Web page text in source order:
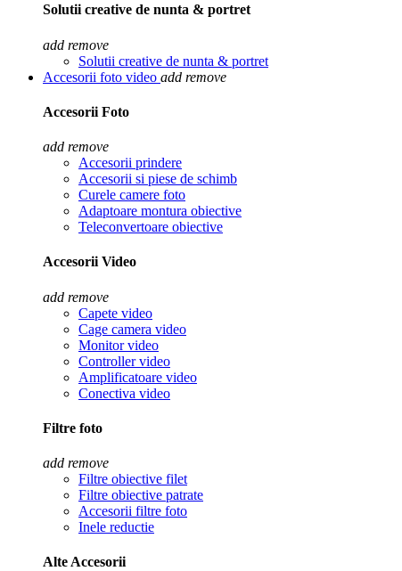
Solutii creative de nunta & portret
add remove
Solutii creative de nunta & portret
Accesorii foto video add remove
Accesorii Foto
add remove
Accesorii prindere
Accesorii si piese de schimb
Curele camere foto
Adaptoare montura obiective
Teleconvertoare obiective
Accesorii Video
add remove
Capete video
Cage camera video
Monitor video
Controller video
Amplificatoare video
Conectiva video
Filtre foto
add remove
Filtre obiective filet
Filtre obiective patrate
Accesorii filtre foto
Inele reductie
Alte Accesorii